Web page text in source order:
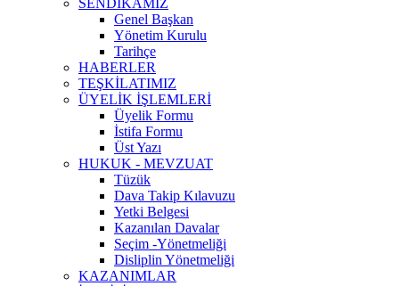
SENDİKAMIZ
Genel Başkan
Yönetim Kurulu
Tarihçe
HABERLER
TEŞKİLATIMIZ
ÜYELİK İŞLEMLERİ
Üyelik Formu
İstifa Formu
Üst Yazı
HUKUK - MEVZUAT
Tüzük
Dava Takip Kılavuzu
Yetki Belgesi
Kazanılan Davalar
Seçim -Yönetmeliği
Disliplin Yönetmeliği
KAZANIMLAR